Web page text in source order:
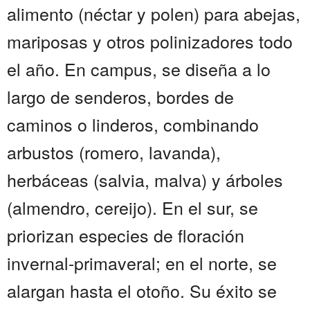
alimento (néctar y polen) para abejas,
mariposas y otros polinizadores todo
el año. En campus, se diseña a lo
largo de senderos, bordes de
caminos o linderos, combinando
arbustos (romero, lavanda),
herbáceas (salvia, malva) y árboles
(almendro, cereijo). En el sur, se
priorizan especies de floración
invernal-primaveral; en el norte, se
alargan hasta el otoño. Su éxito se